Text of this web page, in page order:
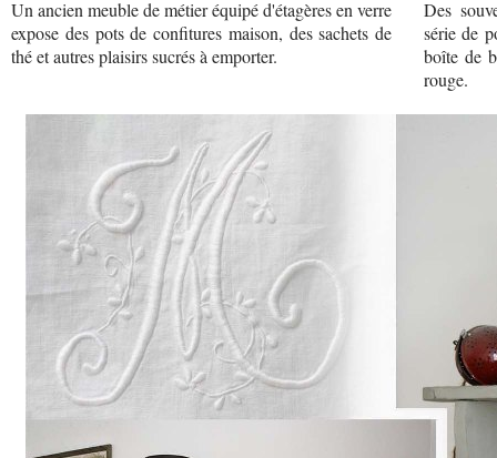
Un ancien meuble de métier équipé d'étagères en verre
expose des pots de confitures maison, des sachets de
thé et autres plaisirs sucrés à emporter.
Des
série de
boîte de
rouge.